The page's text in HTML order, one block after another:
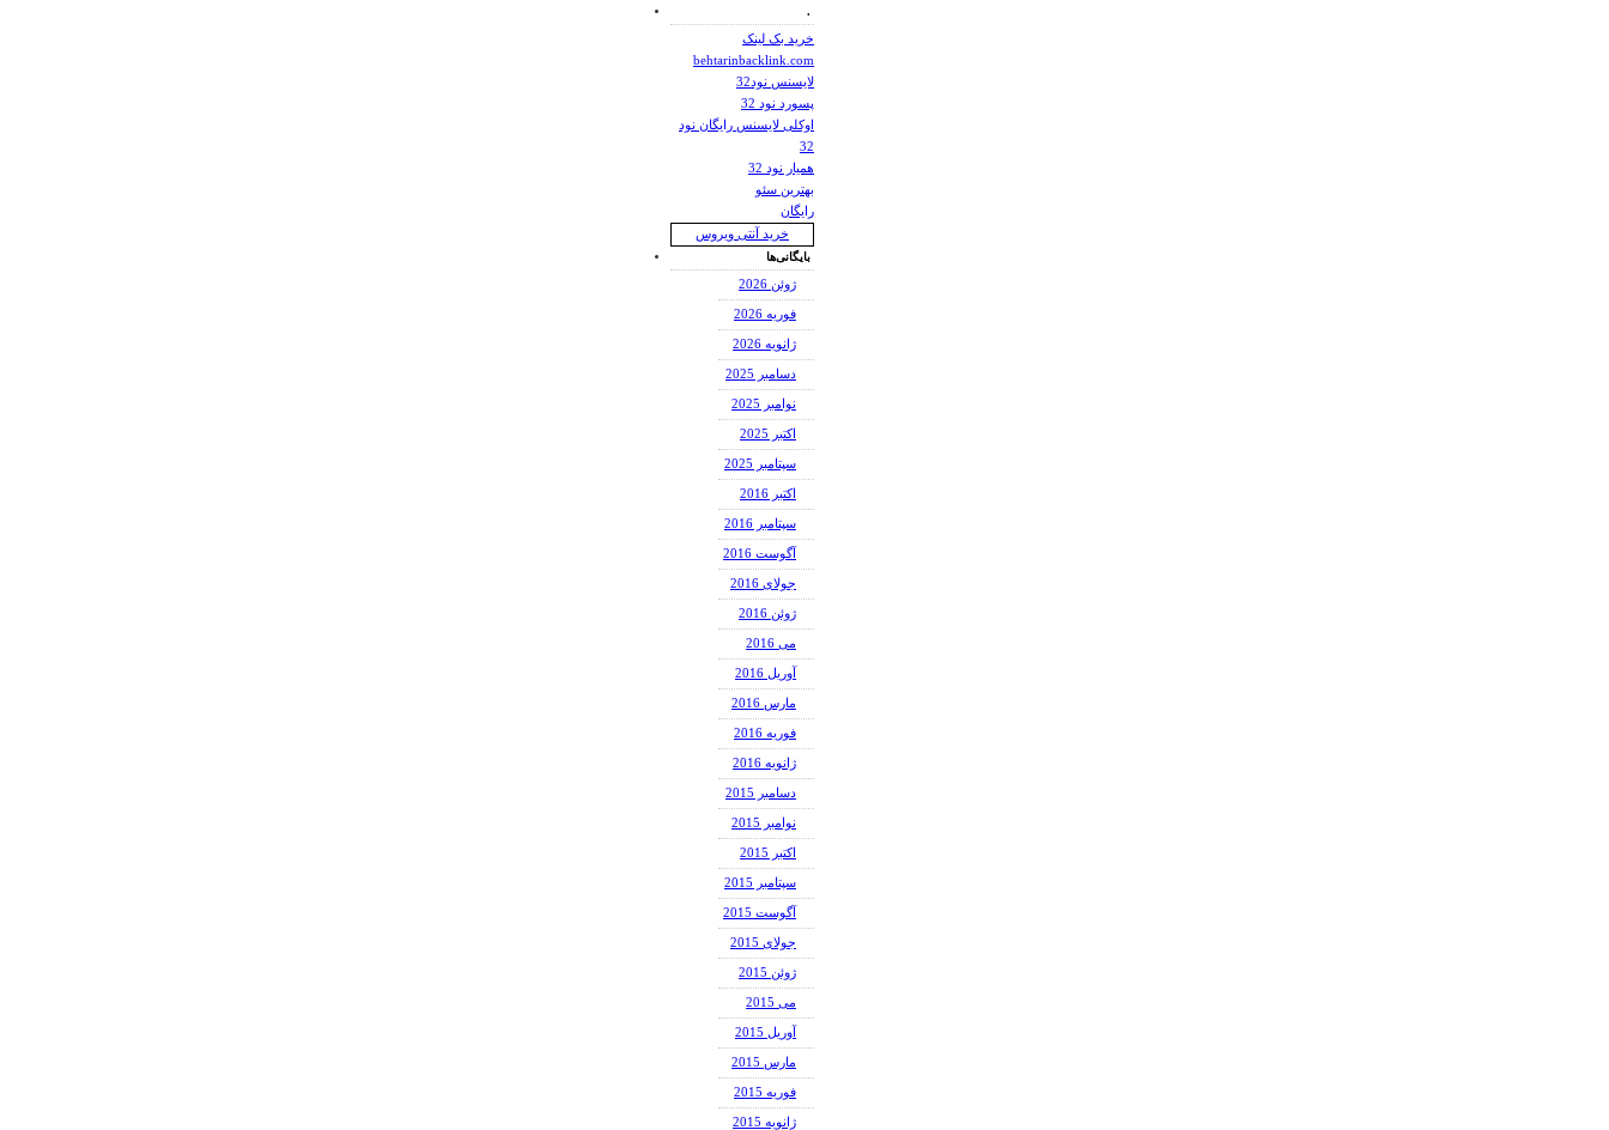
.
خرید بک لینک
behtarinbacklink.com
لایسنس نود32
پسورد نود 32
اوکلی لایسنس رایگان نود
32
همیار نود 32
بهترین سئو
رایگان
خرید آنتی ویروس
بایگانی‌ها
ژوئن 2026
فوریه 2026
ژانویه 2026
دسامبر 2025
نوامبر 2025
اکتبر 2025
سپتامبر 2025
اکتبر 2016
سپتامبر 2016
آگوست 2016
جولای 2016
ژوئن 2016
می 2016
آوریل 2016
مارس 2016
فوریه 2016
ژانویه 2016
دسامبر 2015
نوامبر 2015
اکتبر 2015
سپتامبر 2015
آگوست 2015
جولای 2015
ژوئن 2015
می 2015
آوریل 2015
مارس 2015
فوریه 2015
ژانویه 2015